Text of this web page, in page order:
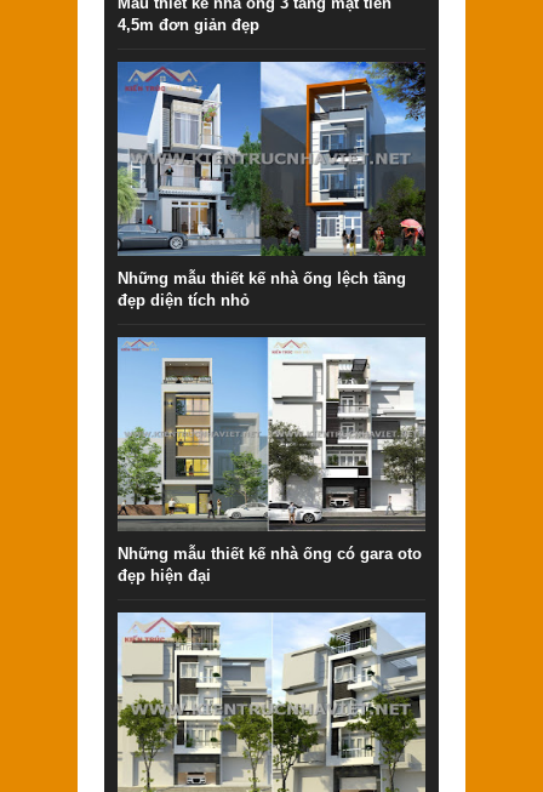
4,5m đơn giản đẹp
Những mẫu thiết kế nhà ống lệch tầng
đẹp diện tích nhỏ
Những mẫu thiết kế nhà ống có gara oto
đẹp hiện đại